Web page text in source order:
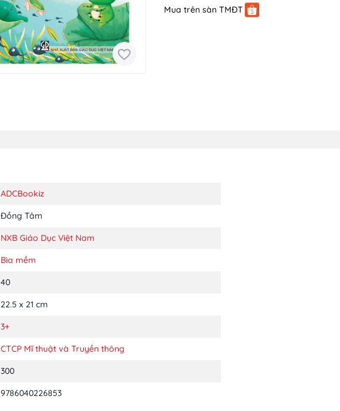
Mua trên sàn TMĐT
ADCBookiz
Đồng Tâm
NXB Giáo Dục Việt Nam
Bìa mềm
40
22.5 x 21 cm
3+
CTCP Mĩ thuật và Truyền thông
300
9786040226853